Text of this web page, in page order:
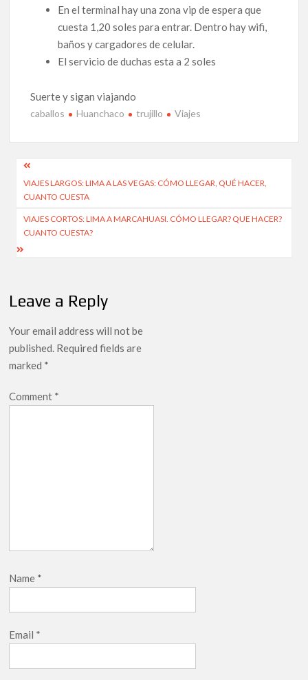
En el terminal hay una zona vip de espera que
cuesta 1,20 soles para entrar. Dentro hay wifi,
baños y cargadores de celular.
El servicio de duchas esta a 2 soles
Suerte y sigan viajando
caballos Huanchaco trujillo Viajes
Post
navigation
VIAJES LARGOS: LIMA A LAS VEGAS: CÓMO LLEGAR, QUÉ HACER,
CUANTO CUESTA
VIAJES CORTOS: LIMA A MARCAHUASI. CÓMO LLEGAR? QUE HACER?
CUANTO CUESTA?
Leave a Reply
Your email address will not be
published. Required fields are
marked *
Comment *
Name *
Email *